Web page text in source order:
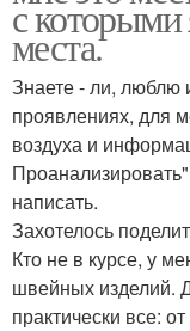
с
места.
Знаете - ли, люблю
проявлениях, для
воздуха и
написать.
Захотелось
Кто не в курсе, у
швейных изделий.
практически все: